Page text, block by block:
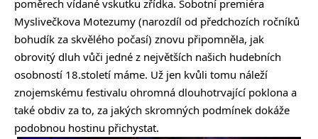
poměrech vídané vskutku zřídka. Sobotní premiéra
Myslivečkova Motezumy (narozdíl od předchozích ročníků
bohudík za skvělého počasí) znovu připomněla, jak
obrovitý dluh vůči jedné z největších našich hudebních
osobností 18.století máme. Už jen kvůli tomu náleží
znojemskému festivalu ohromná dlouhotrvající poklona a
také obdiv za to, za jakých skromných podmínek dokáže
podobnou hostinu přichystat.